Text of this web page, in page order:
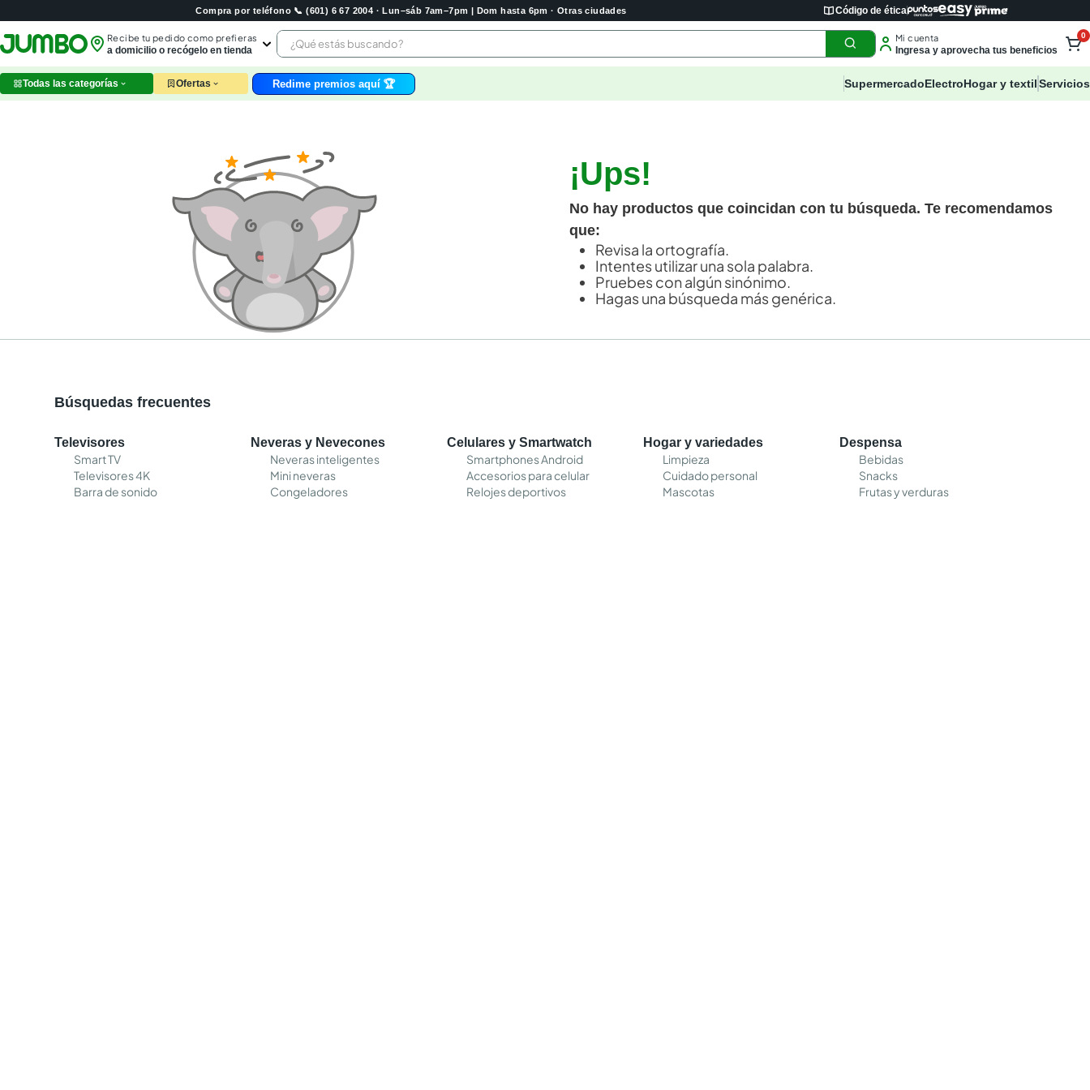
Compra por teléfono 📞 (601) 6 67 2004 · Lun–sáb 7am–7pm | Dom hasta 6pm · Otras ciudades Código de ética
Recibe tu pedido como prefieras
a domicilio o recógelo en tienda
¿Qué estás buscando?
leche
galletas
aceite
queso
pollo
carne
Mi cuenta
Ingresa y aprovecha tus beneficios
0
Todas las categorías Ofertas Redime premios aquí 🏆 SupermercadoElectroHogar y textilServicios
¡Ups!
No hay productos que coincidan con tu búsqueda. Te recomendamos
que:
Revisa la ortografía.
Intentes utilizar una sola palabra.
Pruebes con algún sinónimo.
Hagas una búsqueda más genérica.
Búsquedas frecuentes
Televisores
Smart TV
Televisores 4K
Barra de sonido
Neveras y Nevecones
Neveras inteligentes
Mini neveras
Congeladores
Celulares y Smartwatch
Smartphones Android
Accesorios para celular
Relojes deportivos
Hogar y variedades
Limpieza
Cuidado personal
Mascotas
Despensa
Bebidas
Snacks
Frutas y verduras